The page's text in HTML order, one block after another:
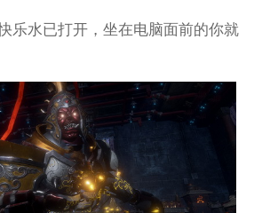
乐水已打开，坐在电脑面前的你就